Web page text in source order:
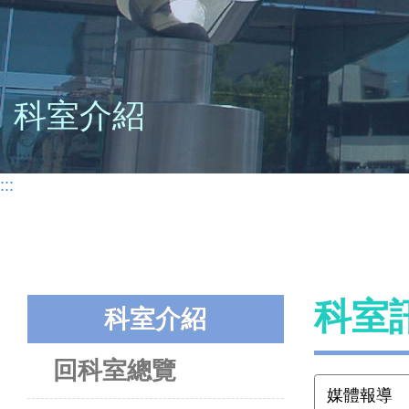
科室介紹
:::
科室介紹
回科室總覽
科室